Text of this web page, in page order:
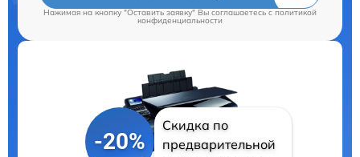
Нажимая на кнопку "Оставить заявку" Вы соглашаетесь cполитикой
конфиденциальности
-20%
Скидка по
предварительной